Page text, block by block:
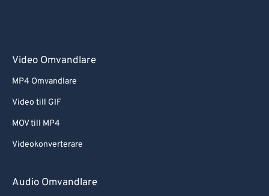
Video Omvandlare
MP4 Omvandlare
Video till GIF
MOV till MP4
Videokonverterare
Audio Omvandlare